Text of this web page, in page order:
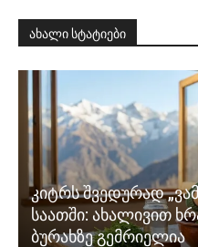
ახალი სტატიები
კიტრს შვედურად
საათში: ახალივით
ბურახზე გემრიელია